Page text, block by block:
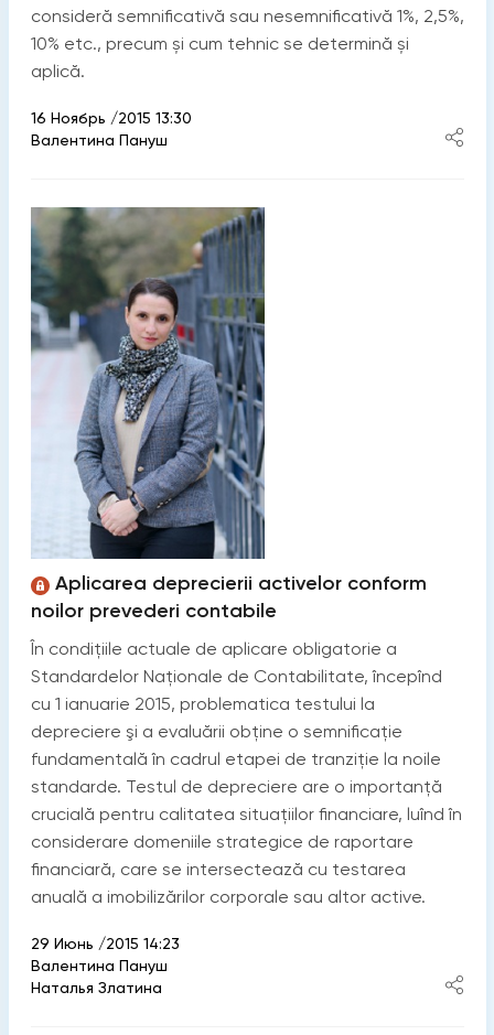
consideră semnificativă sau nesemnificativă 1%, 2,5%,
10% etc., precum și cum tehnic se determină și
aplică.
16 Ноябрь /2015 13:30
Валентина Пануш
Aplicarea deprecierii activelor conform
noilor prevederi contabile
În condițiile actuale de aplicare obligatorie a
Standardelor Naționale de Contabilitate, începînd
cu 1 ianuarie 2015, problematica testului la
depreciere şi a evaluării obține o semnificație
fundamentală în cadrul etapei de tranziție la noile
standarde. Testul de depreciere are o importanță
crucială pentru calitatea situațiilor financiare, luînd în
considerare domeniile strategice de raportare
financiară, care se intersectează cu testarea
anuală a imobilizărilor corporale sau altor active.
29 Июнь /2015 14:23
Валентина Пануш
Наталья Златина